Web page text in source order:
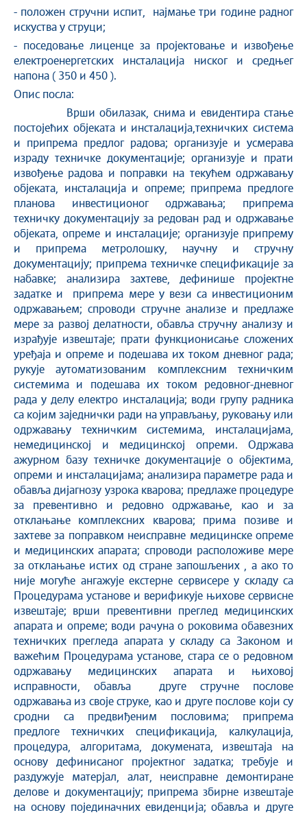
- положен стручни испит, најмање три године радног
искуства у струци;
- поседовање лиценце за пројектовање и извођење
електроенергетских инсталација ниског и средњег
напона ( 350 и 450 ).
Опис посла:
Врши обилазак, снима и евидентира стање
постојећих објеката и инсталација,техничких система
и припрема предлог радова; организује и усмерава
израду техничке документације; организује и прати
извођење радова и поправки на текућем одржавању
објеката, инсталација и опреме; припрема предлоге
планова инвестиционог одржавања; припрема
техничку документацију за редован рад и одржавање
објеката, опреме и инсталације; организује припрему
и припрема метролошку, научну и стручну
документацију; припрема техничке спецификације за
набавке; анализира захтеве, дефинише пројектне
задатке и припрема мере у вези са инвестиционим
одржавањем; спроводи стручне анализе и предлаже
мере за развој делатности, обавља стручну анализу и
израђује извештаје; прати функционисање сложених
уређаја и опреме и подешава их током дневног рада;
рукује аутоматизованим комплексним техничким
системима и подешава их током редовног-дневног
рада у делу електро инсталација; води групу радника
са којим заједнички ради на управљању, руковању или
одржавању техничким системима, инсталацијама,
немедицинској и медицинској опреми. Одржава
ажурном базу техничке документације о објектима,
опреми и инсталацијама; анализира параметре рада и
обавља дијагнозу узрока кварова; предлаже процедуре
за превентивно и редовно одржавање, као и за
отклањање комплексних кварова; прима позиве и
захтеве за поправком неисправне медицинске опреме
и медицинских апарата; спроводи расположиве мере
за отклањање истих од стране запошљених , а ако то
није могуће ангажује екстерне сервисере у складу са
Процедурама установе и верификује њихове сервисне
извештаје; врши превентивни преглед медицинских
апарата и опреме; води рачуна о роковима обавезних
техничких прегледа апарата у складу са Законом и
важећим Процедурама установе, стара се о редовном
одржавању медицинских апарата и њиховој
исправности, обавља друге стручне послове
одржавања из своје струке, као и друге послове који су
сродни са предвиђеним пословима; припрема
предлоге техничких спецификација, калкулација,
процедура, алгоритама, докумената, извештаја на
основу дефинисаног пројектног задатка; требује и
раздужује матерјал, алат, неисправне демонтиране
делове и документацију; припрема збирне извештаје
на основу појединачних евиденција; обавља и друге